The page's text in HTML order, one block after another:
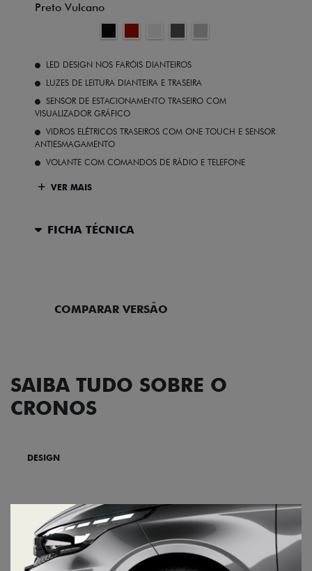
Preto Vulcano
LED DESIGN NOS FARÓIS DIANTEIROS
LUZES DE LEITURA DIANTEIRA E TRASEIRA
SENSOR DE ESTACIONAMENTO TRASEIRO COM
VISUALIZADOR GRÁFICO
VIDROS ELÉTRICOS TRASEIROS COM ONE TOUCH E SENSOR
ANTIESMAGAMENTO
VOLANTE COM COMANDOS DE RÁDIO E TELEFONE
VER MAIS
FICHA TÉCNICA
COMPARAR VERSÃO
SAIBA TUDO SOBRE O
CRONOS
DESIGN